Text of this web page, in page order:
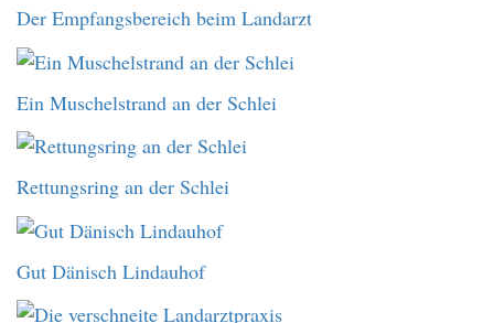
Der Empfangsbereich beim Landarzt
Ein Muschelstrand an der Schlei
Rettungsring an der Schlei
Gut Dänisch Lindauhof